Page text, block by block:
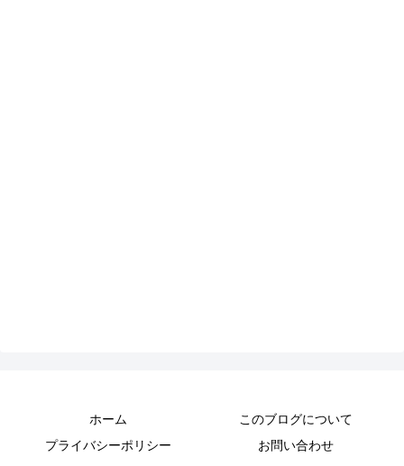
ホーム
このブログについて
プライバシーポリシー
お問い合わせ